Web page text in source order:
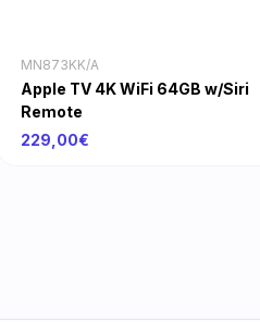
MN873KK/A
Apple TV 4K WiFi 64GB w/Siri
Remote
229,00€